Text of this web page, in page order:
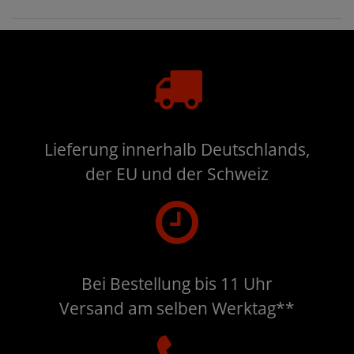
Lieferung innerhalb Deutschlands,
der EU und der Schweiz
Bei Bestellung bis 11 Uhr
Versand am selben Werktag**